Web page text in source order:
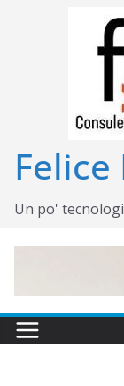
Un po'